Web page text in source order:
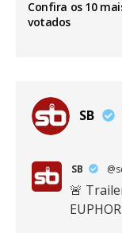
Confira os 10
votados
SB
SB
🚨